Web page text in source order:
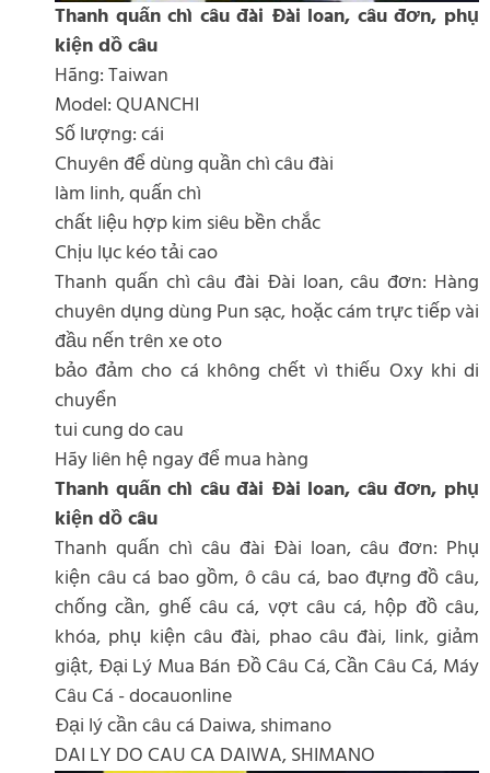
Thanh quấn chì câu đài Đài loan, câu đơn, phụ
kiện dồ câu
Hãng: Taiwan
Model: QUANCHI
Số lượng: cái
Chuyên để dùng quần chì câu đài
làm linh, quấn chì
chất liệu hợp kim siêu bền chắc
Chịu lục kéo tải cao
Thanh quấn chì câu đài Đài loan, câu đơn: Hàng
chuyên dụng dùng Pun sạc, hoặc cám trực tiếp vài
đầu nến trên xe oto
bảo đảm cho cá không chết vì thiếu Oxy khi di
chuyển
tui cung do cau
Hãy liên hệ ngay để mua hàng
Thanh quấn chì câu đài Đài loan, câu đơn, phụ
kiện dồ câu
Thanh quấn chì câu đài Đài loan, câu đơn: Phụ
kiện câu cá bao gồm, ô câu cá, bao đựng đồ câu,
chống cần, ghế câu cá, vợt câu cá, hộp đồ câu,
khóa, phụ kiện câu đài, phao câu đài, link, giảm
giật, Đại Lý Mua Bán Đồ Câu Cá, Cần Câu Cá, Máy
Câu Cá - docauonline
Đại lý cần câu cá Daiwa, shimano
DAI LY DO CAU CA DAIWA, SHIMANO